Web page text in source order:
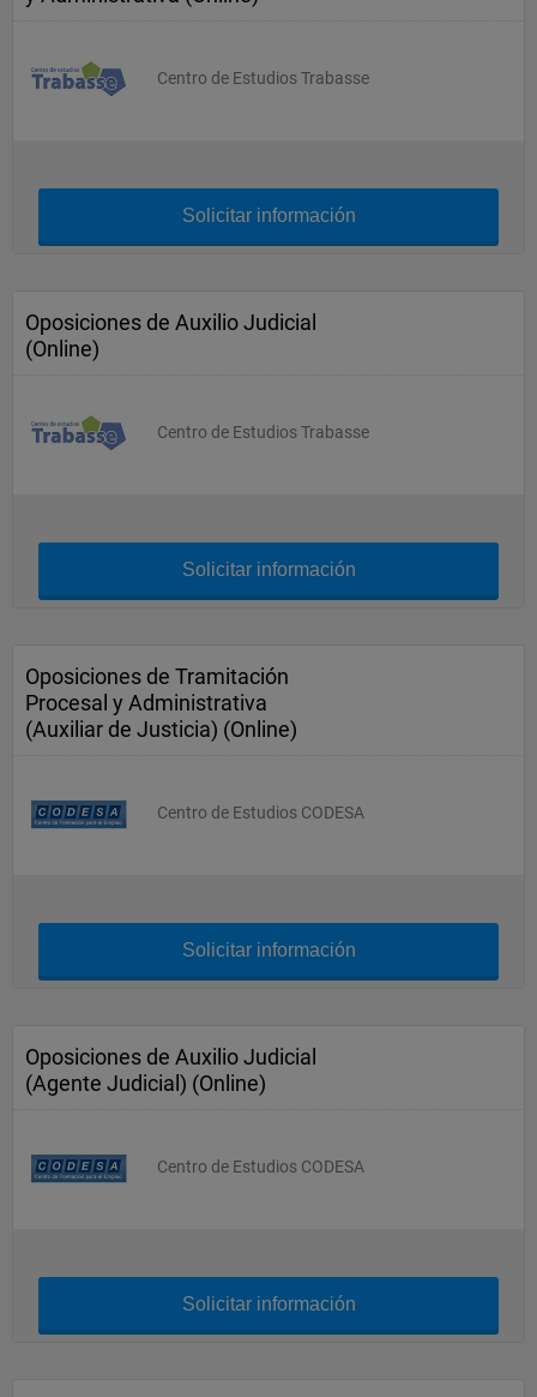
Centro de Estudios Trabasse
Solicitar información
Oposiciones de Auxilio Judicial
(Online)
Centro de Estudios Trabasse
Solicitar información
Oposiciones de Tramitación
Procesal y Administrativa
(Auxiliar de Justicia) (Online)
Centro de Estudios CODESA
Solicitar información
Oposiciones de Auxilio Judicial
(Agente Judicial) (Online)
Centro de Estudios CODESA
Solicitar información